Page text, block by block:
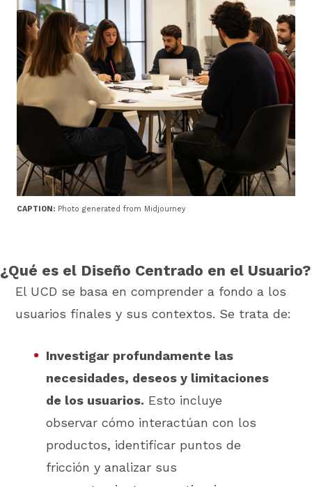
CAPTION: Photo generated from Midjourney
¿Qué es el Diseño Centrado en el Usuario?
El UCD se basa en comprender a fondo a los
usuarios finales y sus contextos. Se trata de:
Investigar profundamente las
necesidades, deseos y limitaciones
de los usuarios. Esto incluye
observar cómo interactúan con los
productos, identificar puntos de
fricción y analizar sus